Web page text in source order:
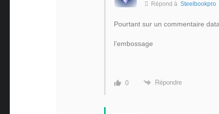
Répond à Steelbookpro
Pourtant sur un commentaire
l’embossage
0 Répondre